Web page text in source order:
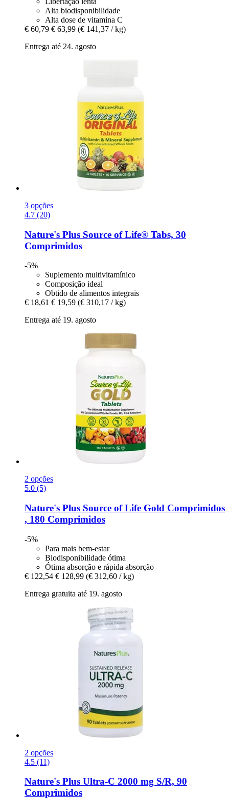
Alta biodisponibilidade
Alta dose de vitamina C
€ 60,79 € 63,99 (€ 141,37 / kg)
Entrega até 24. agosto
3 opções
4.7 (20)
Nature's Plus Source of Life® Tabs, 30
Comprimidos
-5%
Suplemento multivitamínico
Composição ideal
Obtido de alimentos integrais
€ 18,61 € 19,59 (€ 310,17 / kg)
Entrega até 19. agosto
2 opções
5.0 (5)
Nature's Plus Source of Life Gold Comprimidos
, 180 Comprimidos
-5%
Para mais bem-estar
Biodisponibilidade ótima
Ótima absorção e rápida absorção
€ 122,54 € 128,99 (€ 312,60 / kg)
Entrega gratuita até 19. agosto
2 opções
4.5 (11)
Nature's Plus Ultra-​C 2000 mg S/R, 90
Comprimidos